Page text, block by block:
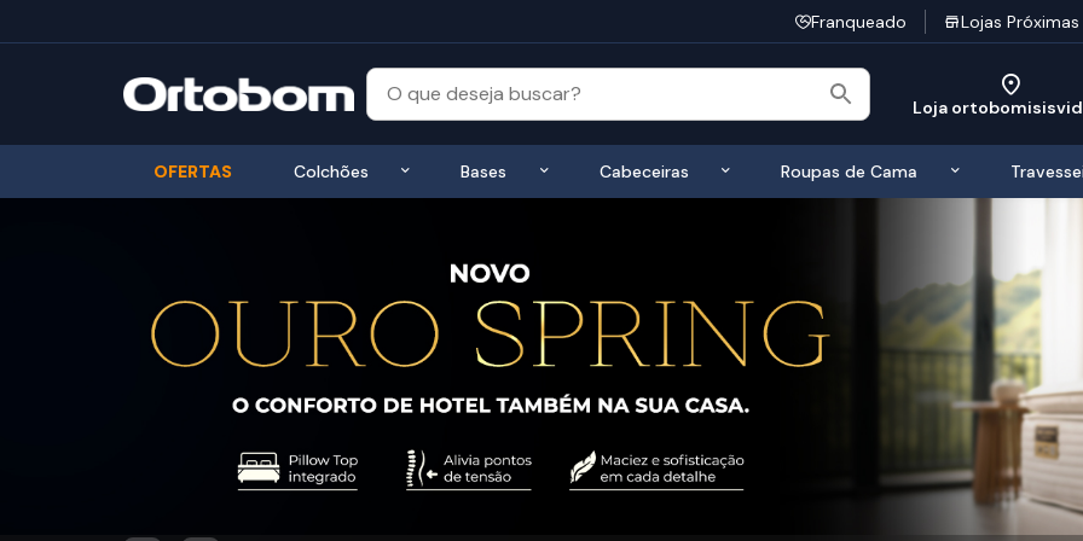
Franqueado Lojas Próximas
Loja
OFERTAS Colchões Exibir submenu de Colchões
Bases Exibir submenu de Bases
Cabeceiras Exibir submenu de Cabeceiras
Roupas de Cama Exibir